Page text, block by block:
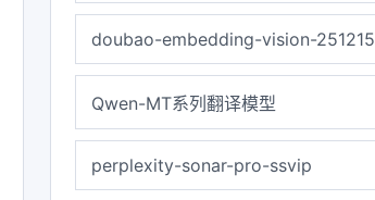
doubao-embedding-vision-251215
Qwen-MT系列翻译模型
perplexity-sonar-pro-ssvip